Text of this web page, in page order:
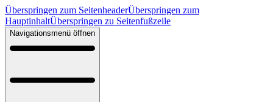
Überspringen zum SeitenheaderÜberspringen zum
HauptinhaltÜberspringen zu Seitenfußzeile
Navigationsmenü öffnen